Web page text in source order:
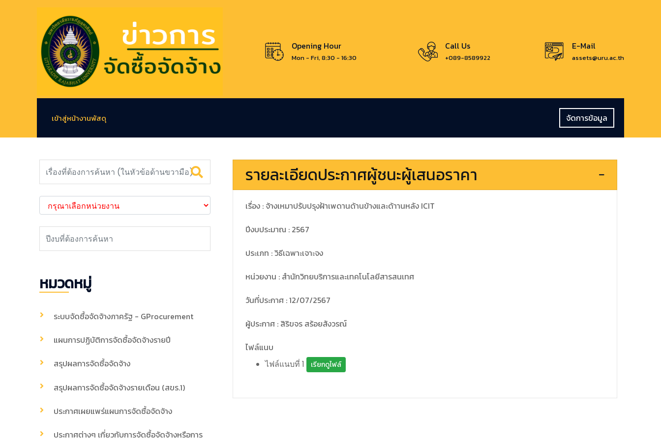
Opening Hour
Mon - Fri, 8:30 - 16:30
Call Us
+089-8589922
E-Mail
assets@uru.ac.th
เข้าสู่หน้างานพัสดุ จัดการข้อมูล
หมวดหมู่
ระบบจัดซื้อจัดจ้างภาครัฐ - GProcurement
แผนการปฏิบัติการจัดซื้อจัดจ้างรายปี
สรุปผลการจัดซื้อจัดจ้าง
สรุปผลการจัดซื้อจัดจ้างรายเดือน (สขร.1)
ประกาศเผยแพร่แผนการจัดซื้อจัดจ้าง
ประกาศต่างๆ เกี่ยวกับการจัดซื้อจัดจ้างหรือการ
รายละเอียดประกาศผู้ชนะผู้เสนอราคา
เรื่อง : จ้างเหมาปรับปรุงฝ้าเพดานด้านข้างและด้าานหลัง ICIT
ปีงบประมาณ : 2567
ประเภท : วิธีเฉพาะเจาะจง
หน่วยงาน : สำนักวิทยบริการและเทคโนโลยีสารสนเทศ
วันที่ประกาศ : 12/07/2567
ผู้ประกาศ : สิริขจร สร้อยสังวรณ์
ไฟล์แนบ
ไฟล์แนบที่ 1 เรียกดูไฟล์